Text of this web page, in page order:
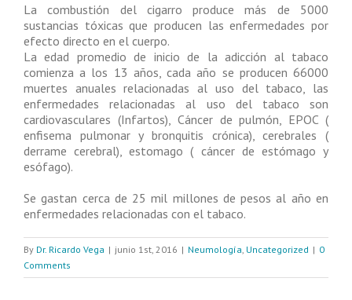
La combustión del cigarro produce más de 5000
sustancias tóxicas que producen las enfermedades por
efecto directo en el cuerpo.
La edad promedio de inicio de la adicción al tabaco
comienza a los 13 años, cada año se producen 66000
muertes anuales relacionadas al uso del tabaco, las
enfermedades relacionadas al uso del tabaco son
cardiovasculares (Infartos), Cáncer de pulmón, EPOC (
enfisema pulmonar y bronquitis crónica), cerebrales (
derrame cerebral), estomago ( cáncer de estómago y
esófago).
Se gastan cerca de 25 mil millones de pesos al año en
enfermedades relacionadas con el tabaco.
By Dr. Ricardo Vega | junio 1st, 2016 | Neumología Uncategorized | 0
Comments